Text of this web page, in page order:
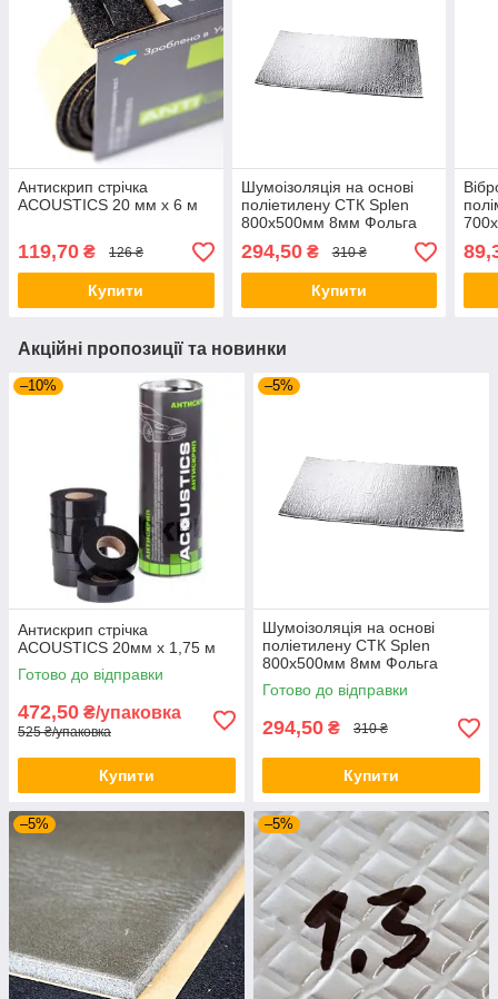
Антискрип стрічка
ACOUSTICS 20 мм х 6 м
119,70 ₴ 126 ₴
Купити
Шумоізоляція на основі
поліетилену СТК Splen
800х500мм 8мм Фольга
294,50₴ 310 ₴
Купити
Акційні пропозиції та новинки
–10%
Антискрип стрічка
ACOUSTICS 20мм x 1,75 м
Готово до відправки
472,50 ₴/упаковка
525 ₴/упаковка
Купити
–5%
Шумоізоляція на основі
поліетилену СТК Splen
800х500мм 8мм Фольга
Готово до відправки
294,50 ₴ 310 ₴
Купити
–5% –5%